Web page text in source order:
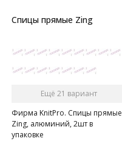
Спицы прямые Zing
Ещё 21 вариант
Фирма KnitPro. Спицы прямые
Zing, алюминий, 2шт в
упаковке